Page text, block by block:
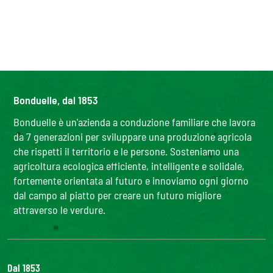
Bonduelle, dal 1853
Bonduelle è un'azienda a conduzione familiare che lavora
da 7 generazioni per sviluppare una produzione agricola
che rispetti il territorio e le persone. Sosteniamo una
agricoltura ecologica efficiente, intelligente e solidale,
fortemente orientata al futuro e innoviamo ogni giorno
dal campo al piatto per creare un futuro migliore
attraverso le verdure.
Dal 1853